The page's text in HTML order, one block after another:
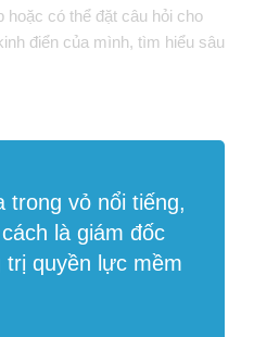
có thể đặt câu hỏi cho
điển của mình, tìm hiểu sâu
trong vỏ nổi tiếng,
là giám đốc
trị quyền lực mềm